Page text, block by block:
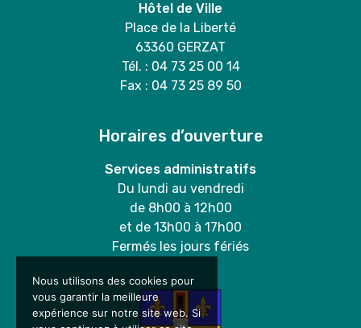
Hôtel de Ville
Place de la Liberté
63360 GERZAT
Tél. : 04 73 25 00 14
Fax : 04 73 25 89 50
Horaires d’ouverture
Services administratifs
Du lundi au vendredi
de 8h00 à 12h00
et de 13h00 à 17h00
Fermés les jours fériés
Nous utilisons des cookies pour
vous garantir la meilleure
expérience sur notre site web. Si